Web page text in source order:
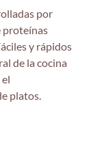
por
proteínas
y rápidos
de la cocina
platos.